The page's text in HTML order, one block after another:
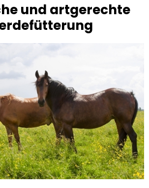
und artgerechte